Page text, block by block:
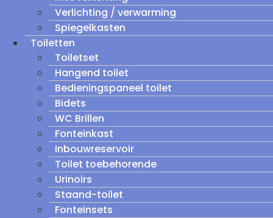
Verlichting / verwarming
Spiegelkasten
Toiletten
Toiletset
Hangend toilet
Bedieningspaneel toilet
Bidets
WC Brillen
Fonteinkast
Inbouwreservoir
Toilet toebehorende
Urinoirs
Staand-toilet
Fonteinsets